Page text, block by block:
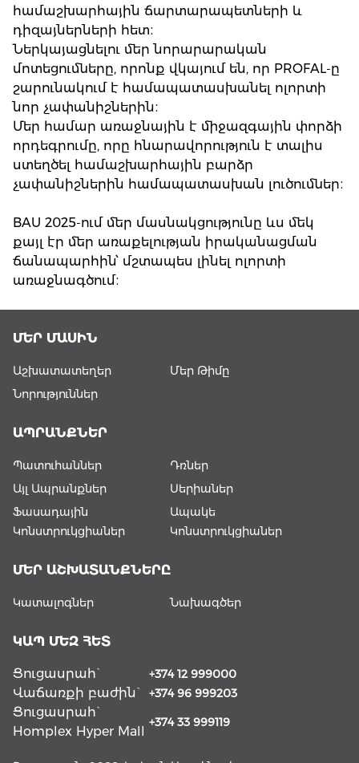
համաշխարհային ճարտարապետների և
դիզայներների հետ։
Ներկայացնելու մեր նորարարական
մոտեցումները, որոնք վկայում են, որ PROFAL-ը
շարունակում է համապատասխանել ոլորտի
նոր չափանիշներին։
Մեր համար առաջնային է միջազգային փորձի
որդեգրումը, որը հնարավորություն է տալիս
ստեղծել համաշխարհային բարձր
չափանիշներին համապատասխան լուծումներ։
BAU 2025-ում մեր մասնակցությունը ևս մեկ
քայլ էր մեր առաքելության իրականացման
ճանապարհին՝ մշտապես լինել ոլորտի
առաջնագծում։
ՄԵՐ ՄԱՍԻՆ
Աշխատատեղեր
Մեր Թիմը
Նորություններ
ԱՊՐԱՆՔՆԵՐ
Պատուհաններ
Դռներ
Այլ Ապրանքներ
Սերիաներ
Ֆասադային
Կոնստրուկցիաներ
Ապակե
Կոնստրուկցիաներ
ՄԵՐ ԱՇԽԱՏԱՆՔՆԵՐԸ
Կատալոգներ Նախագծեր
ԿԱՊ ՄԵԶ ՀԵՏ
Ցուցասրահ` +374 12 999000
Վաճառքի բաժին` +374 96 999203
Ցուցասրահ`
Homplex Hyper Mall
+374 33 999119